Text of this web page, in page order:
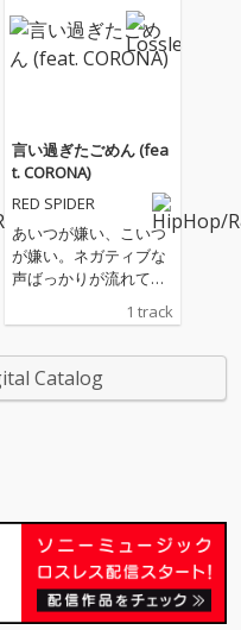
戦へ向かうような緊張
感と高揚感を放ち、
「声上げろ今」「世代
まる全国60カ所への覚
悟がにじむ。 “世の中
変える”カエルスタジオ
総力戦のアンセム。
そ”の言葉で表現した。
RED SPIDERによる軽や
かながら力強いワンド
ディと温かみのある声
が、その言葉により深
い説得力を与えてい
る。 時に立ち止まりな
がらも、前に進むこと
を忘れずにいる、それ
ぞれの日々に寄り添う
言い過ぎたごめん (fea
t. CORONA)
RED SPIDER
あいつが嫌い、こいつ
が嫌い。ネガティブな
声ばっかりが流れてく
んな界隈への苛立ちを
つけた一曲。「言い過
ぎたごめん」のワード
の。 ZUMZUM Channe
l Cup優勝から早5年、
ようやく実現したCOR
ONAとの初の共作。言
葉を畳みかけるバース
1 track
Catalog